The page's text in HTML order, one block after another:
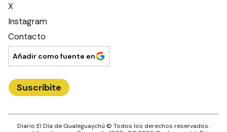
X
Instagram
Contacto
Añadir como fuente en
Suscribite
Diario El Día de Gualeguaychú © Todos los derechos reservados.·